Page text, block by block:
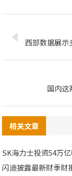
西部数据展示
国内这
相关文章
SK海力士投资54万
闪迪披露最新财季财